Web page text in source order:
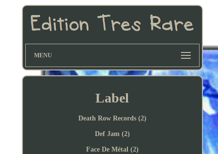
MENU
Label
Death Row Records (2)
Def Jam (2)
Face De Métal (2)